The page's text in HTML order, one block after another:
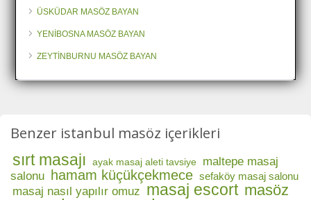
ÜSKÜDAR MASÖZ BAYAN
YENİBOSNA MASÖZ BAYAN
ZEYTİNBURNU MASÖZ BAYAN
Benzer istanbul masöz içerikleri
sırt masajı ayak masaj aleti tavsiye
maltepe masaj
salonu hamam küçükçekmece sefaköy masaj salonu
masaj nasıl yapılır omuz masaj escort masöz